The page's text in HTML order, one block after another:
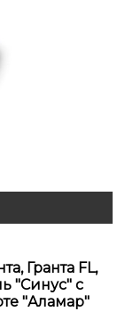
Гранта FL,
"Синус" с
"Аламар"